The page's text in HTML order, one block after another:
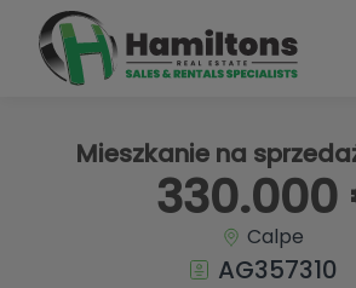
Mieszkanie na
Calpe
AG357310
1 / 28